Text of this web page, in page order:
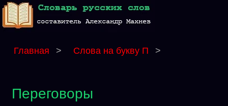
Главная > Слова на букву П >
Переговоры